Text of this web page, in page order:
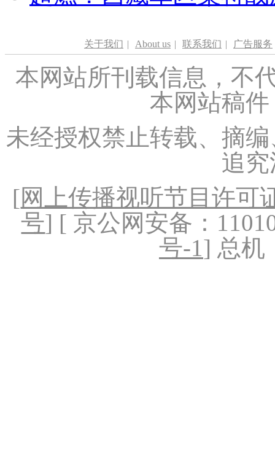
关于我们 | About us | 联系我们 | 广告服务
本网站所刊载信息，不
本网站稿
未经授权禁止转载、摘
追
[网上传播视听节目许可
号] [ 京公网安备：
号-1] 总机